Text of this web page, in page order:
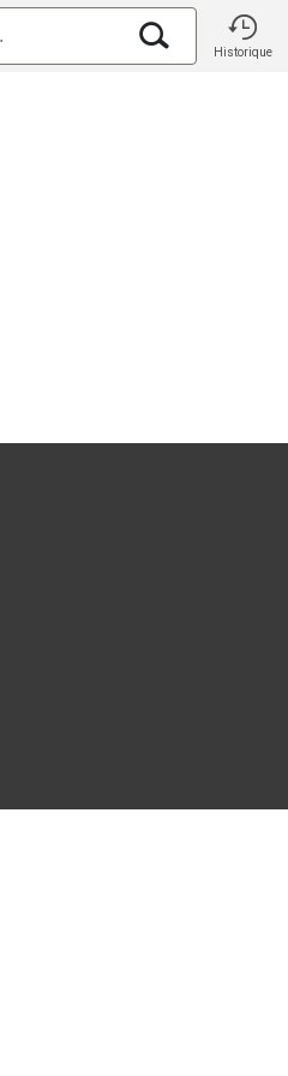
Historique